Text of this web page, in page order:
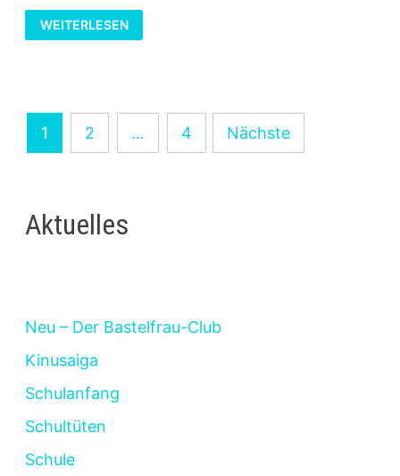
FEDERANHÄNGER
AUS
FIMO
WEITERLESEN
Seitennummerierung
der
1 2 … 4 Nächste
Aktuelles
Neu – Der Bastelfrau-Club
Kinusaiga
Schulanfang
Schultüten
Schule